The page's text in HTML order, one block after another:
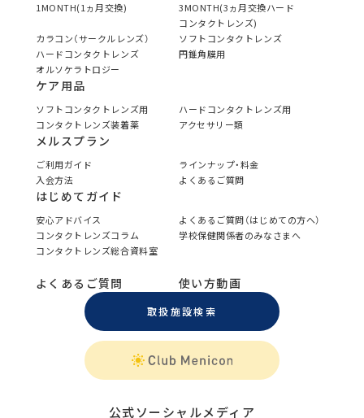
1MONTH(1ヵ月交換)
3MONTH(3ヵ月交換ハード
コンタクトレンズ)
カラコン（サークルレンズ）
ソフトコンタクトレンズ
ハードコンタクトレンズ
円錐角膜用
オルソケラトロジー
ケア用品
ソフトコンタクトレンズ用
ハードコンタクトレンズ用
コンタクトレンズ装着薬
アクセサリー類
メルスプラン
ご利用ガイド
ラインナップ・料金
入会方法
よくあるご質問
はじめてガイド
安心アドバイス
よくあるご質問（はじめての方へ）
コンタクトレンズコラム
学校保健関係者のみなさまへ
コンタクトレンズ総合資料室
よくあるご質問 使い方動画
取扱施設検索
公式ソーシャルメディア